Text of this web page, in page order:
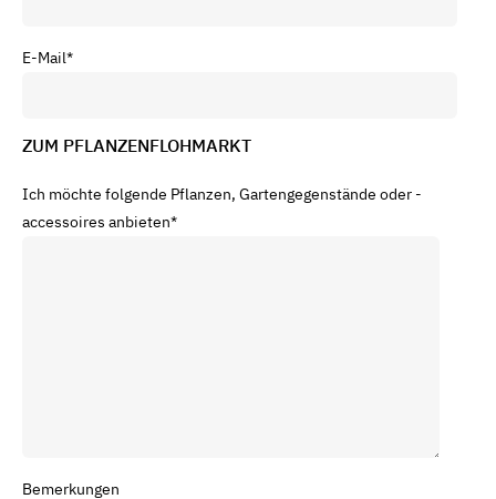
E-Mail*
ZUM PFLANZENFLOHMARKT
Ich möchte folgende Pflanzen, Gartengegenstände oder -
accessoires anbieten*
Bemerkungen